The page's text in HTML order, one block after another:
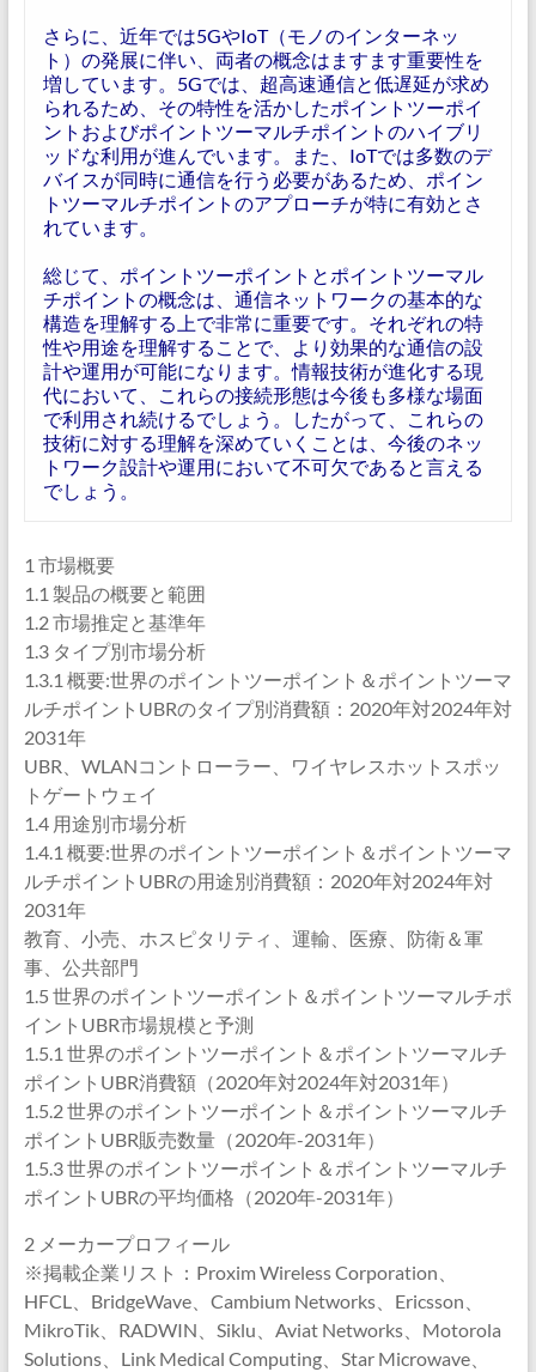
さらに、近年では5GやIoT（モノのインターネッ
ト）の発展に伴い、両者の概念はますます重要性を
増しています。5Gでは、超高速通信と低遅延が求め
られるため、その特性を活かしたポイントツーポイ
ントおよびポイントツーマルチポイントのハイブリ
ッドな利用が進んでいます。また、IoTでは多数のデ
バイスが同時に通信を行う必要があるため、ポイン
トツーマルチポイントのアプローチが特に有効とさ
れています。
総じて、ポイントツーポイントとポイントツーマル
チポイントの概念は、通信ネットワークの基本的な
構造を理解する上で非常に重要です。それぞれの特
性や用途を理解することで、より効果的な通信の設
計や運用が可能になります。情報技術が進化する現
代において、これらの接続形態は今後も多様な場面
で利用され続けるでしょう。したがって、これらの
技術に対する理解を深めていくことは、今後のネッ
トワーク設計や運用において不可欠であると言える
でしょう。
1 市場概要
1.1 製品の概要と範囲
1.2 市場推定と基準年
1.3 タイプ別市場分析
1.3.1 概要:世界のポイントツーポイント＆ポイントツーマ
ルチポイントUBRのタイプ別消費額：2020年対2024年対
2031年
UBR、WLANコントローラー、ワイヤレスホットスポッ
トゲートウェイ
1.4 用途別市場分析
1.4.1 概要:世界のポイントツーポイント＆ポイントツーマ
ルチポイントUBRの用途別消費額：2020年対2024年対
2031年
教育、小売、ホスピタリティ、運輸、医療、防衛＆軍
事、公共部門
1.5 世界のポイントツーポイント＆ポイントツーマルチポ
イントUBR市場規模と予測
1.5.1 世界のポイントツーポイント＆ポイントツーマルチ
ポイントUBR消費額（2020年対2024年対2031年）
1.5.2 世界のポイントツーポイント＆ポイントツーマルチ
ポイントUBR販売数量（2020年-2031年）
1.5.3 世界のポイントツーポイント＆ポイントツーマルチ
ポイントUBRの平均価格（2020年-2031年）
2 メーカープロフィール
※掲載企業リスト：Proxim Wireless Corporation、
HFCL、BridgeWave、Cambium Networks、Ericsson、
MikroTik、RADWIN、Siklu、Aviat Networks、Motorola
Solutions、Link Medical Computing、Star Microwave、